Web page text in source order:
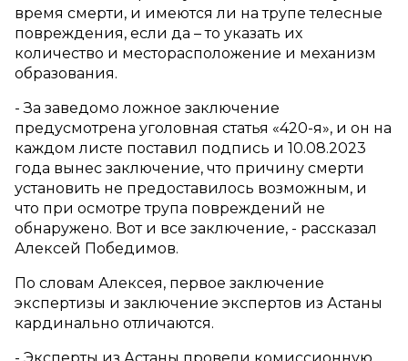
время смерти, и имеются ли на трупе телесные
повреждения, если да – то указать их
количество и месторасположение и механизм
образования.
- За заведомо ложное заключение
предусмотрена уголовная статья «420-я», и он на
каждом листе поставил подпись и 10.08.2023
года вынес заключение, что причину смерти
установить не предоставилось возможным, и
что при осмотре трупа повреждений не
обнаружено. Вот и все заключение, - рассказал
Алексей Победимов.
По словам Алексея, первое заключение
экспертизы и заключение экспертов из Астаны
кардинально отличаются.